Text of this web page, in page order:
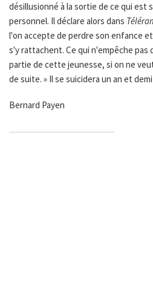
désillusionné à la sortie de ce qui est
personnel. Il déclare alors dans
l'on accepte de perdre son enfance
s'y rattachent. Ce qui n'empêche pas
partie de cette jeunesse, si on ne
de suite. » Il se suicidera un an et
Bernard Payen